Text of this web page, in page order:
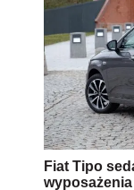
Fiat Tipo